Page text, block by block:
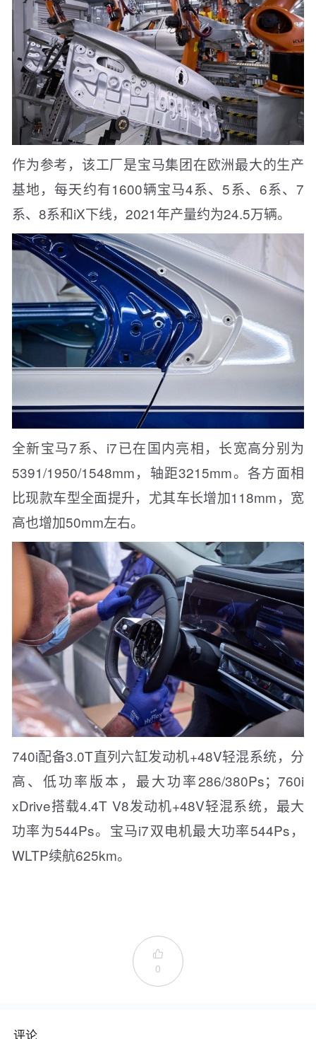
作为参考，该工厂是宝马集团在欧洲最大的生产
基地，每天约有1600辆宝马4系、5系、6系、7
系、8系和iX下线，2021年产量约为24.5万辆。
全新宝马7系、i7已在国内亮相，长宽高分别为
5391/1950/1548mm，轴距3215mm。各方面相
比现款车型全面提升，尤其车长增加118mm，宽
高也增加50mm左右。
740i配备3.0T直列六缸发动机+48V轻混系统，分
高、低功率版本，最大功率286/380Ps；760i
xDrive搭载4.4T V8发动机+48V轻混系统，最大
功率为544Ps。宝马i7双电机最大功率544Ps，
WLTP续航625km。

0
评论